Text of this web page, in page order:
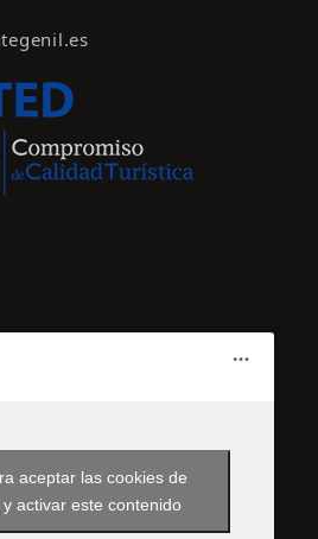
aceptar las cookies de
activar este contenido